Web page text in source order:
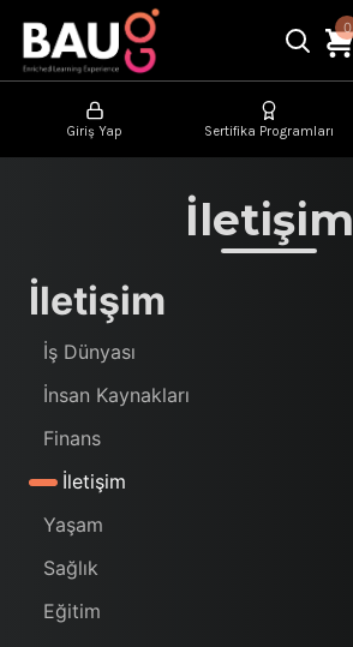
0
Giriş Yap Sertifika Programları
İletişim
İletişim
İş Dünyası
İnsan Kaynakları
Finans
İletişim
Yaşam
Sağlık
Eğitim